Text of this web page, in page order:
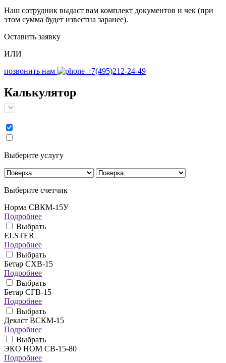
Наш сотрудник выдаст вам комплект документов и чек (при
этом сумма будет известна заранее).
Оставить заявку
ИЛИ
позвонить нам
+7(495)212-24-49
Калькулятор
Выберите услугу
Выберите счетчик
Норма СВКМ-15У
Подробнее
Выбрать
ELSTER
Подробнее
Выбрать
Бетар СХВ-15
Подробнее
Выбрать
Бетар СГВ-15
Подробнее
Выбрать
Декаст ВСКМ-15
Подробнее
Выбрать
ЭКО НОМ СВ-15-80
Подробнее